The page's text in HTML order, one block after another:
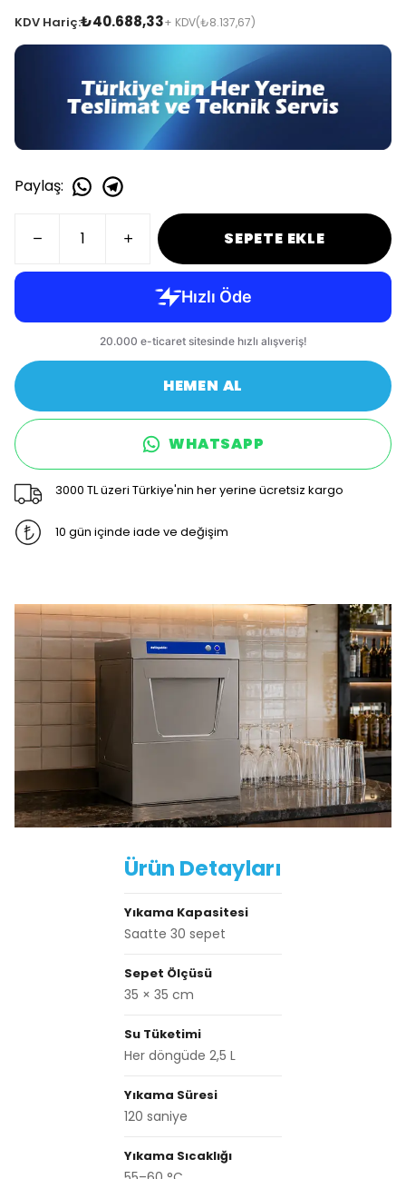
KDV Hariç:₺40.688,33+ KDV(₺8.137,67)
Paylaş:
SEPETE EKLE
HEMEN AL
WHATSAPP
3000 TL üzeri Türkiye'nin her yerine ücretsiz kargo
10 gün içinde iade ve değişim
Ürün Detayları
Yıkama Kapasitesi
Saatte 30 sepet
Sepet Ölçüsü
35 × 35 cm
Su Tüketimi
Her döngüde 2,5 L
Yıkama Süresi
120 saniye
Yıkama Sıcaklığı